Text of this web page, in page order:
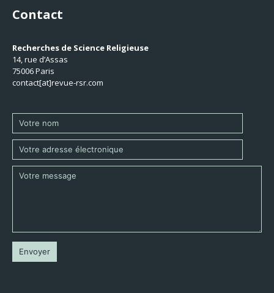
Contact
Recherches de Science Religieuse
14, rue d’Assas
75006 Paris
contact[at]revue-rsr.com